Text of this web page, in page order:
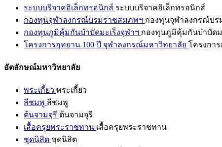
ระบบบริจาคอิเล็กทรอนิกส์ ระบบบริจาคอิเล็กทรอนิกส์
กองทุนจุฬาลงกรณ์บรมราชสมภพฯ กองทุนจุฬาลงกรณ์บร
กองทุนภูมิคุ้มกันบำบัดมะเร็งจุฬาฯ กองทุนภูมิคุ้มกันบำบัดม
โครงการอุทยาน 100 ปี จุฬาลงกรณ์มหาวิทยาลัย โครงกา
อัตลักษณ์มหาวิทยาลัย
พระเกี้ยว พระเกี้ยว
สีชมพู สีชมพู
ต้นจามจุรี ต้นจามจุรี
เสื้อครุยพระราชทาน เสื้อครุยพระราชทาน
ชุดนิสิต ชุดนิสิต